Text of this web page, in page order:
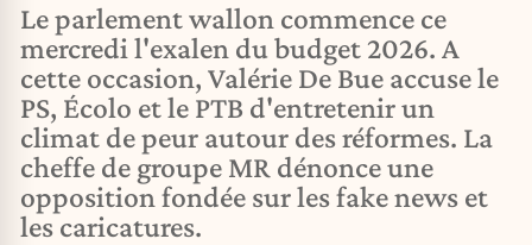
Le parlement wallon commence ce
mercredi l'exalen du budget 2026. A
cette occasion, Valérie De Bue accuse le
PS, Écolo et le PTB d'entretenir un
climat de peur autour des réformes. La
cheffe de groupe MR dénonce une
opposition fondée sur les fake news et
les caricatures.